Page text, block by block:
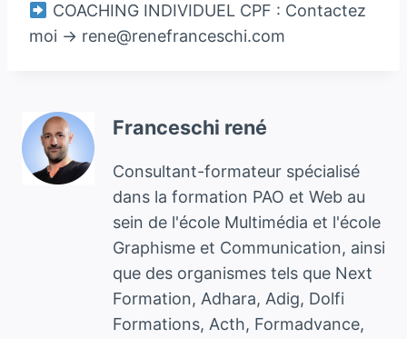
COACHING INDIVIDUEL CPF : Contactez
moi → rene@renefranceschi.com
Franceschi rené
Consultant-formateur spécialisé
dans la formation PAO et Web au
sein de l'école Multimédia et l'école
Graphisme et Communication, ainsi
que des organismes tels que Next
Formation, Adhara, Adig, Dolfi
Formations, Acth, Formadvance,